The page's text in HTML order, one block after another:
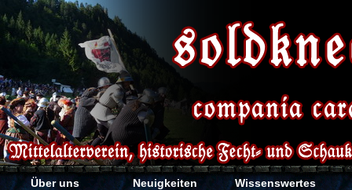
Über uns Neuigkeiten Wissenswertes